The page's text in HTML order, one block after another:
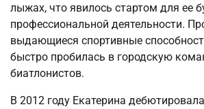
лыжах, что явилось стартом для ее
профессиональной деятельности.
выдающиеся спортивные
быстро пробилась в городскую
биатлонистов.
В 2012 году Екатерина